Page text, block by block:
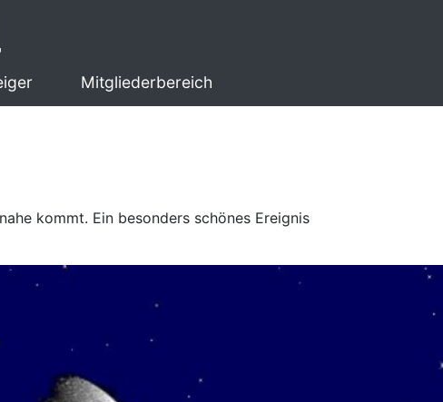
Mitgliederbereich
kommt. Ein besonders schönes Ereignis